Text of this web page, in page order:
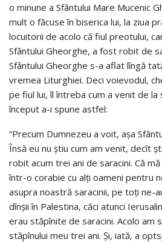
o minune a Sfântului Mare Mucenic
mult o făcuse în biserica lui, la ziua
locuitorii de acolo că fiul preotului,
Sfântului Gheorghe, a fost robit de
Sfântului Gheorghe s-a aflat lîngă
vremea Liturghiei. Deci voievodul,
pe fiul lui, îl întreba cum a venit de la
început a-i spune astfel:
“Precum Dumnezeu a voit, aşa
Însă eu nu ştiu cum am venit, decît
robit acum trei ani de saracini. Că
într-o corabie cu alţi oameni pentru
asupra noastră saracinii, pe toţi ne-
dînşii în Palestina, căci atunci
erau stăpînite de saracini. Acolo am
stăpînului meu trei ani. Şi, iată, a